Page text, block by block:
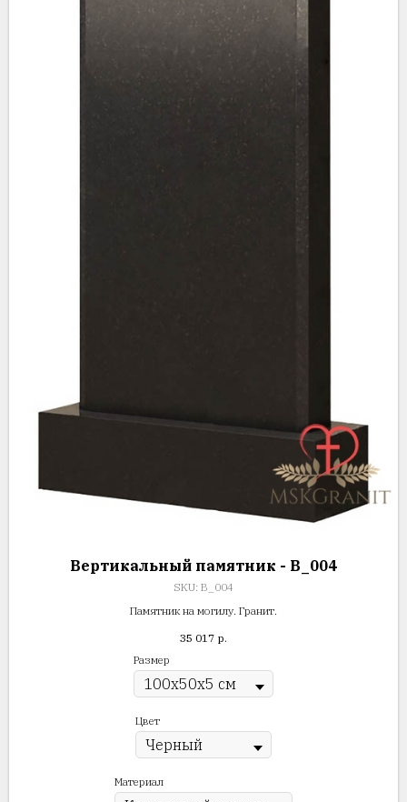
Вертикальный памятник - В_004
SKU: В_004
Памятник на могилу. Гранит.
35 017 р.
Размер
Цвет
Материал